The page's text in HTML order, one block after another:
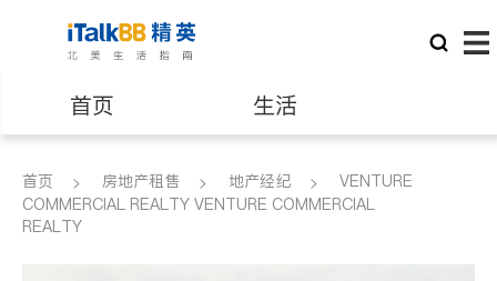
首页 生活
医生 律师
首页 房地产租售 地产经纪
VENTURE
COMMERCIAL REALTY VENTURE COMMERCIAL
REALTY